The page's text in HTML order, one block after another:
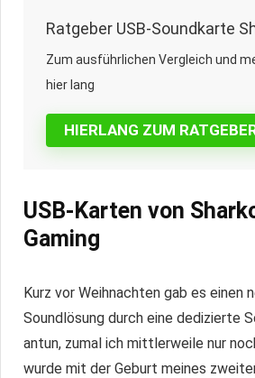
HIERLANG ZUM
Ratgeber USB-Soundkarte
Zum ausführlichen Vergleich und
hier lang
USB-Karten von
Gaming
Kurz vor Weihnachten gab es einen
Soundlösung durch eine dedizierte
antun, zumal ich mittlerweile nur
wurde mit der Geburt meines